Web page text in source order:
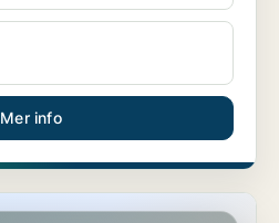
Mer info